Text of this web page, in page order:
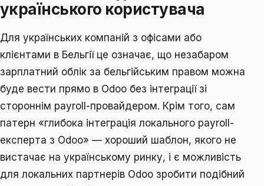
українського користувача
Для українських компаній з офісами або
клієнтами в Бельгії це означає, що незабаром
зарплатний облік за бельгійським правом можна
буде вести прямо в Odoo без інтеграції зі
стороннім payroll-провайдером. Крім того, сам
патерн «глибока інтеграція локального payroll-
експерта з Odoo» — хороший шаблон, якого не
вистачає на українському ринку, і є можливість
для локальних партнерів Odoo зробити подібний